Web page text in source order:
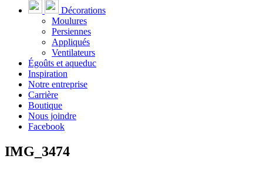
Décorations
Moulures
Persiennes
Appliqués
Ventilateurs
Égoûts et aqueduc
Inspiration
Notre entreprise
Carrière
Boutique
Nous joindre
Facebook
IMG_3474